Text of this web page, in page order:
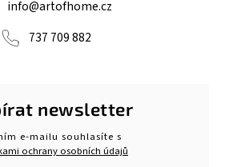
info@artofhome.cz
737 709 882
newsletter
e-mailu souhlasíte s
ochrany osobních údajů